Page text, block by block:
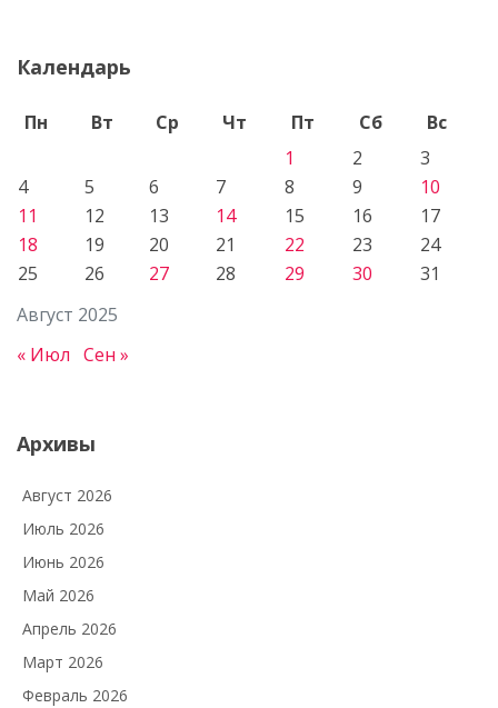
Календарь
Август 2025
Пн Вт Ср Чт Пт Сб
Вс
1
2
3
4
5 6 7 8 9
10
11
12 13 14 15 16
17
18
19 20 21 22 23
24
25
26 27 28 29 30 31
« Июл Сен »
Архивы
Август 2026
Июль 2026
Июнь 2026
Май 2026
Апрель 2026
Март 2026
Февраль 2026